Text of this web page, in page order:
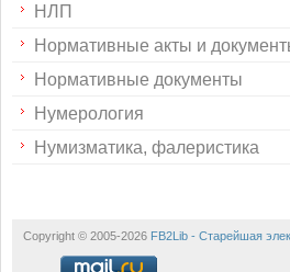
НЛП
Нормативные акты и
Нормативные документы
Нумерология
Нумизматика, фалеристика
Copyright © 2005-2026 FB2Lib - Старейшая